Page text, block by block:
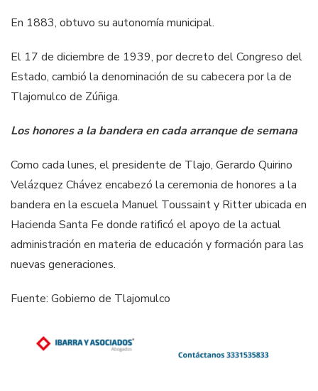
En 1883, obtuvo su autonomía municipal.
El 17 de diciembre de 1939, por decreto del Congreso del
Estado, cambió la denominación de su cabecera por la de
Tlajomulco de Zúñiga.
Los honores a la bandera en cada arranque de semana
Como cada lunes, el presidente de Tlajo, Gerardo Quirino
Velázquez Chávez encabezó la ceremonia de honores a la
bandera en la escuela Manuel Toussaint y Ritter ubicada en
Hacienda Santa Fe donde ratificó el apoyo de la actual
administración en materia de educación y formación para las
nuevas generaciones.
Fuente: Gobierno de Tlajomulco